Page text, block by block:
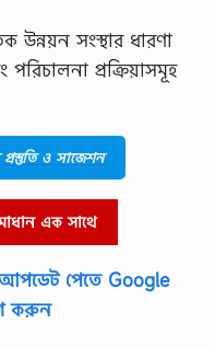
উন্নয়ন সংস্থার ধারণা
পরিচালনা প্রক্রিয়াসমূহ
প্রস্তুতি ও সাজেশন
এক সাথে
আপডেট পেতে Google
করুন